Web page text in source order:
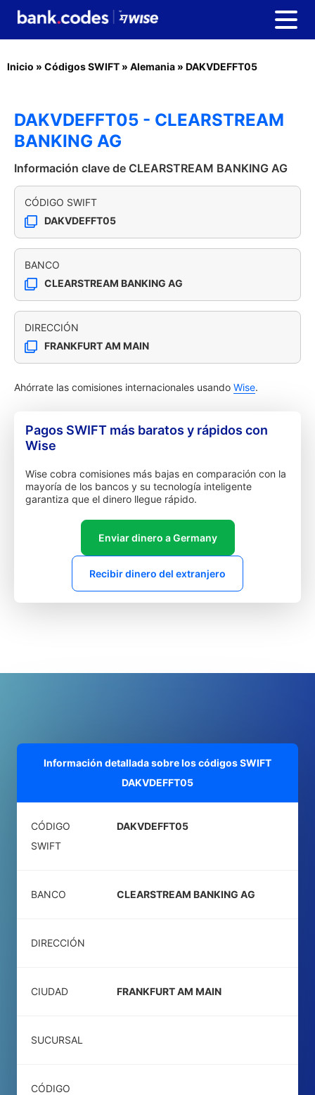
Inicio » Códigos SWIFT » Alemania » DAKVDEFFT05
DAKVDEFFT05 - CLEARSTREAM
BANKING AG
Información clave de CLEARSTREAM BANKING AG
CÓDIGO SWIFT
DAKVDEFFT05
BANCO
CLEARSTREAM BANKING AG
DIRECCIÓN
FRANKFURT AM MAIN
Ahórrate las comisiones internacionales usando Wise.
Pagos SWIFT más baratos y rápidos con
Wise
Wise cobra comisiones más bajas en comparación con la
mayoría de los bancos y su tecnología inteligente
garantiza que el dinero llegue rápido.
Enviar dinero a Germany
Recibir dinero del extranjero
Información detallada sobre los códigos SWIFT
DAKVDEFFT05
CÓDIGO
SWIFT
DAKVDEFFT05
BANCO CLEARSTREAM BANKING AG
DIRECCIÓN
CIUDAD FRANKFURT AM MAIN
SUCURSAL
CÓDIGO